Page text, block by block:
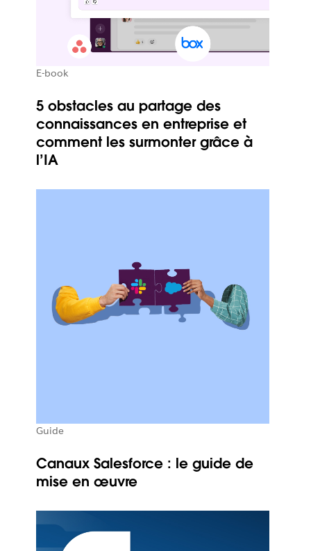
E-book
5 obstacles au partage des
connaissances en entreprise et
comment les surmonter grâce à
l’IA
Guide
Canaux Salesforce : le guide de
mise en œuvre